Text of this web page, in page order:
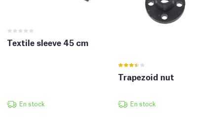
Textile sleeve 45 cm
En stock
Trapezoid nut
En stock